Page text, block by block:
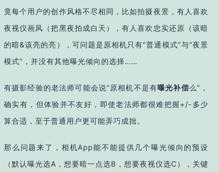
竟每个用户的创作风格不尽相同，比如拍摄夜景，有人喜欢
夜视仪画风（把黑夜拍成白天），有人喜欢忠实还原（该暗
的暗&该亮的亮），可问题是原相机只有“普通模式”与“夜景
模式”，并没有其他曝光倾向的选择……
有摄影经验的老法师可能会说“原相机不是有曝光补偿么”，
确实有，但体验并不友好，即使老法师都很难把握+/-多少
算合适，至于普通用户更可能弄巧成拙。
那么问题来了，相机App能不能提供几个曝光倾向的预设
（默认曝光选A，想要暗一点选B，想要夜视仪选C），关键